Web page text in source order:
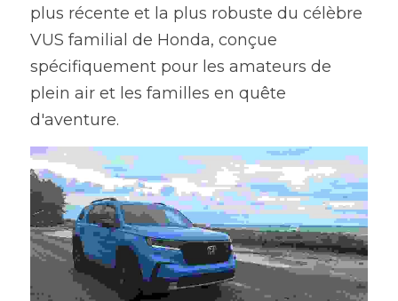
plus récente et la plus robuste du célèbre
VUS familial de Honda, conçue
spécifiquement pour les amateurs de
plein air et les familles en quête
d'aventure.